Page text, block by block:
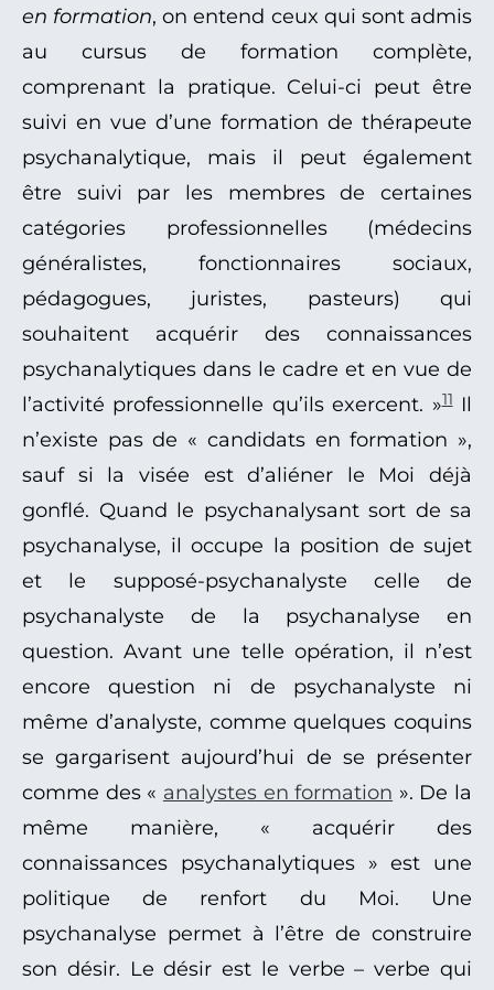
en formation, on entend ceux qui sont admis
au cursus de formation complète,
comprenant la pratique. Celui-ci peut être
suivi en vue d’une formation de thérapeute
psychanalytique, mais il peut également
être suivi par les membres de certaines
catégories professionnelles (médecins
généralistes, fonctionnaires sociaux,
pédagogues, juristes, pasteurs) qui
souhaitent acquérir des connaissances
psychanalytiques dans le cadre et en vue de
l’activité professionnelle qu’ils exercent. »11Il
n’existe pas de « candidats en formation »,
sauf si la visée est d’aliéner le Moi déjà
gonflé. Quand le psychanalysant sort de sa
psychanalyse, il occupe la position de sujet
et le supposé-psychanalyste celle de
psychanalyste de la psychanalyse en
question. Avant une telle opération, il n’est
encore question ni de psychanalyste ni
même d’analyste, comme quelques coquins
se gargarisent aujourd’hui de se présenter
comme des « analystes en formation ». De la
même manière, « acquérir des
connaissances psychanalytiques » est une
politique de renfort du Moi. Une
psychanalyse permet à l’être de construire
son désir. Le désir est le verbe – verbe qui